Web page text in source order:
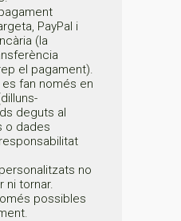
PayPal i
(la
el pagament).
fan només en
deguts al
o dades
no
ni tornar.
possibles